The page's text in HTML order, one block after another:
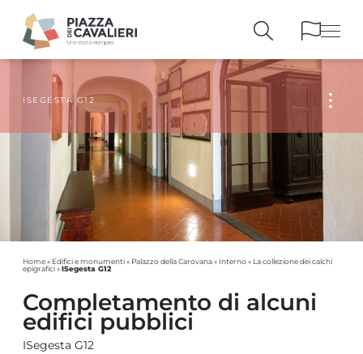
EDIFICI E MONUMENTI
LA PIAZZANEI SECOLI
PERSONAGGIE TESTIMONIANZE
PUBBLICAZIONIE STRUMENTI
PERCORSI
E PRENOTAZIONI
ISEGESTA G12
Home» Edifici e monumenti» Palazzo della Carovana» Interno» La collezione dei calchi
epigrafici»ISegesta G12
Completamento di alcuni
edifici pubblici
ISegesta G12